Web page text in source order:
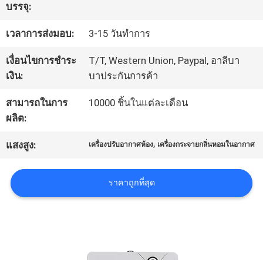
โรงงาน
ควบคุม
ข่าว
บรรจุ:
เวลาการส่งมอบ: 3-15 วันทำการ
เงื่อนไขการชำระ
เงิน:
T/T, Western Union, Paypal, อาลีบา
บาประกันการค้า
สามารถในการ
ผลิต:
10000 ชิ้นในแต่ละเดือน
แสงสูง: เครื่องปรับอากาศห้อง, เครื่องกระจายกลิ่นหอมในอากาศ
ราคาถูกที่สุด